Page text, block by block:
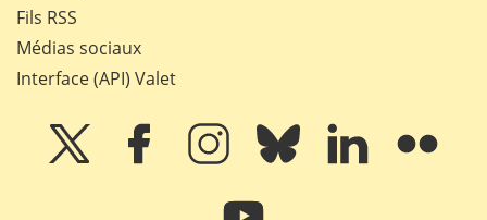
Fils RSS
Médias sociaux
Interface (API) Valet